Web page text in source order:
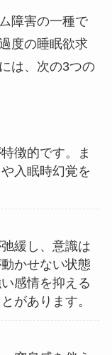
障害の一種で
度の睡眠欲求
は、次の3つの
徴的です。ま
入眠時幻覚を
緩し、意識は
かせない状態
感情を抑える
があります。